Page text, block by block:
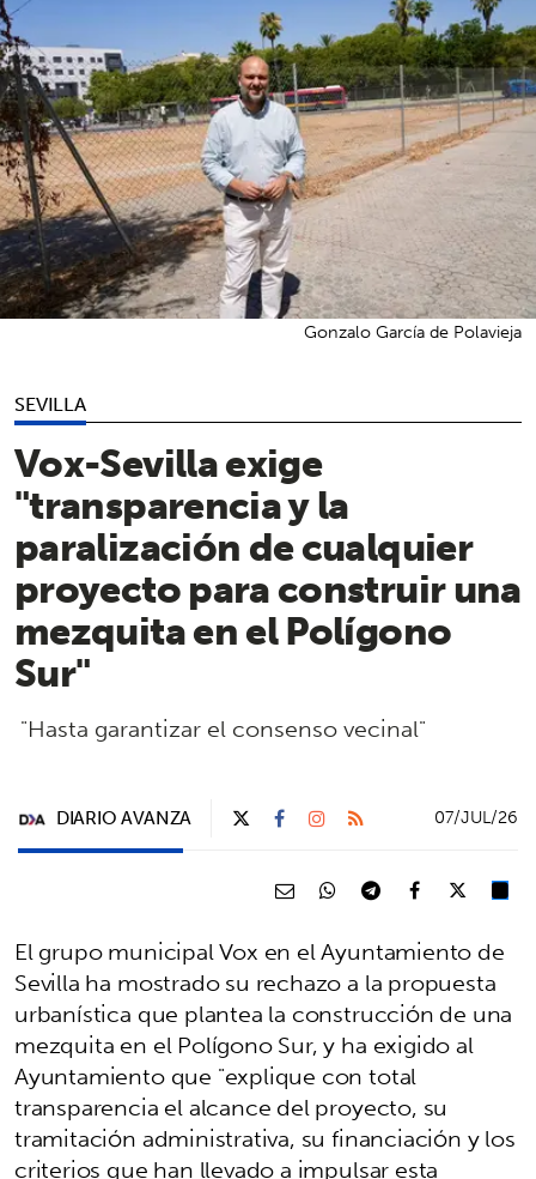
SEVILLA
Vox-Sevilla exige
"transparencia y la
paralización de cualquier
proyecto para construir una
mezquita en el Polígono
Sur"
"Hasta garantizar el consenso vecinal"
Gonzalo García de Polavieja
DIARIO AVANZA 07/JUL/26
El grupo municipal Vox en el Ayuntamiento de
Sevilla ha mostrado su rechazo a la propuesta
urbanística que plantea la construcción de una
mezquita en el Polígono Sur, y ha exigido al
Ayuntamiento que "explique con total
transparencia el alcance del proyecto, su
tramitación administrativa, su financiación y los
criterios que han llevado a impulsar esta